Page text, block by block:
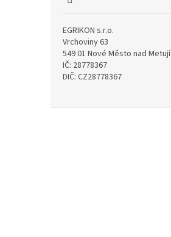
EGRIKON s.r.o.
Vrchoviny 63
549 01 Nové Město nad Metují
IČ: 28778367
DIČ: CZ28778367